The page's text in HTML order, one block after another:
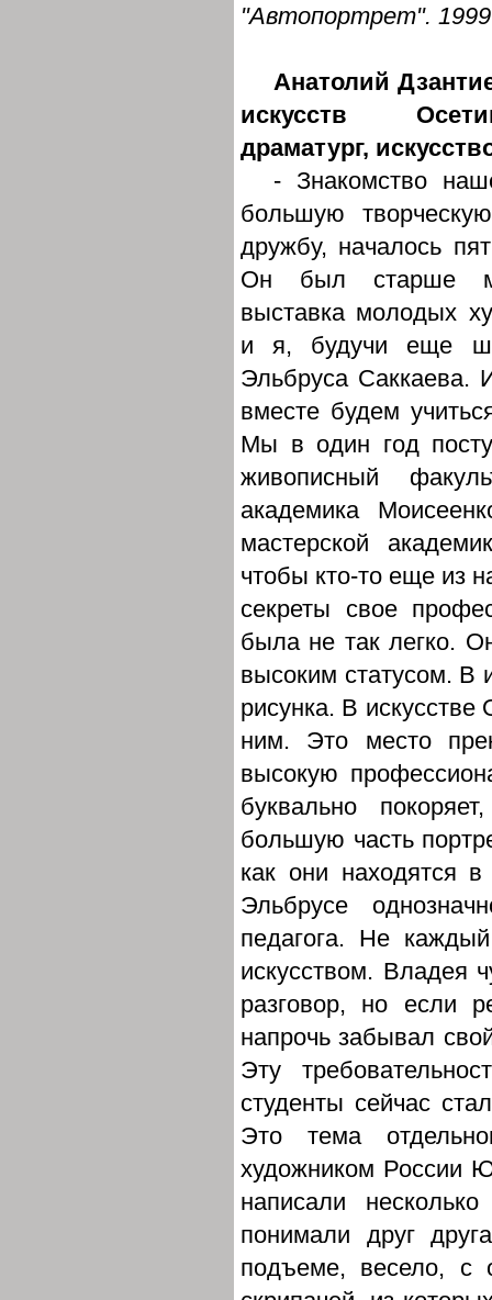
"Автопортрет".
Анатолий
искусств
драматург,
- Знакомство
большую
дружбу, началось
Он был старше
выставка молодых
и я, будучи еще
Эльбруса Саккаева.
вместе будем
Мы в один год
живописный
академика
мастерской
чтобы кто-то еще из
секреты свое
была не так легко.
высоким статусом. В
рисунка. В
ним. Это место
высокую
буквально
большую часть
как они находятся
Эльбрусе
педагога. Не
искусством. Владея
разговор, но если
напрочь забывал
Эту
студенты сейчас
Это тема
художником России
написали
понимали друг
подъеме, весело, с